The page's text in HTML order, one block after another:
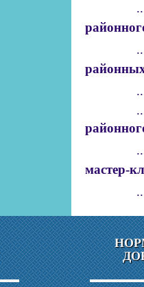
...
...
... по
...
мастер-
...